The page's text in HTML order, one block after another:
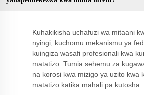
Kuhakikisha uchafuzi wa mitaani
nyingi, kuchomu mekanismu ya
kuingiza wasafi profesionali kwa
matatizo. Tumia sehemu za
na korosi kwa mizigo ya uzito kwa
matatizo katika mahali pa kutosha.